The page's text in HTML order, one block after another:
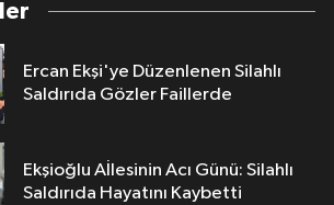
Ercan Ekşi'ye Düzenlenen Silahlı
Saldırıda Gözler Faillerde
Ekşioğlu Aİlesinin Acı Günü: Silahlı
Saldırıda Hayatını Kaybetti